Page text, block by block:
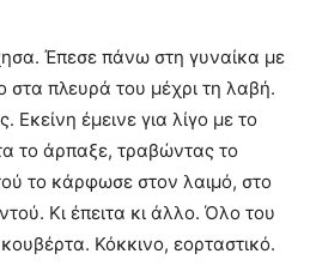
Έπεσε πάνω στη γυναίκα με
στα πλευρά του μέχρι τη λαβή.
Εκείνη έμεινε για λίγο με το
το άρπαξε, τραβώντας το
το κάρφωσε στον λαιμό, στο
Κι έπειτα κι άλλο. Όλο του
Κόκκινο, εορταστικό.